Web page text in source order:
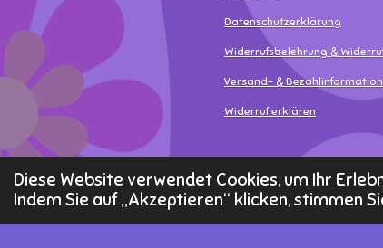
Diese Website verwendet Cookies, um Ihr
Indem Sie auf „Akzeptieren“ klicken, stimmen
Datenschutzerklärung
Widerrufsbelehrung &
Versand- &
Widerruf erklären
© 2025 - 2026 MamaLea